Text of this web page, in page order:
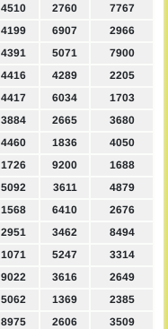
4510 2760
7767
4199 6907
2966
4391 5071
7900
4416 4289
2205
4417 6034
1703
3884 2665
3680
4460 1836
4050
1726 9200
1688
5092 3611
4879
1568 6410
2676
2951 3462
8494
1071 5247
3314
9022 3616
2649
5062 1369
2385
8975 2606
3509